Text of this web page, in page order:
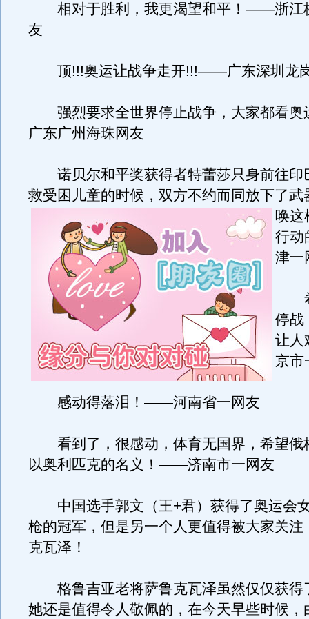
相对于胜利，我更渴望和平！——浙江
友
顶!!!奥运让战争走开!!!——广东深圳龙
强烈要求全世界停止战争，大家都看
广东广州海珠网友
诺贝尔和平奖获得者特蕾莎只身前往印
救受困儿童的时候，双方不约而同放下了武
唤这
行
津一
希
停战
让
京市
感动得落泪！——河南省一网友
看到了，很感动，体育无国界，希望俄
以奥利匹克的名义！——济南市一网友
中国选手郭文（王+君）获得了奥运会
枪的冠军，但是另一个人更值得被大家关注
克瓦泽！
格鲁吉亚老将萨鲁克瓦泽虽然仅仅获得
她还是值得令人敬佩的，在今天早些时候，